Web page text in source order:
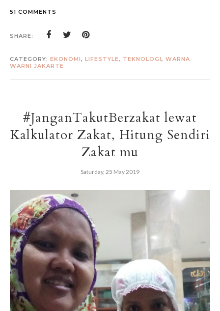
51 COMMENTS
SHARE:
CATEGORY: EKONOMI, LIFESTYLE, TEKNOLOGI, WARNA
WARNI JAKARTE
#JanganTakutBerzakat lewat
Kalkulator Zakat, Hitung Sendiri
Zakat mu
Saturday, 25 May 2019